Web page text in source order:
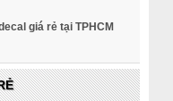
giá rẻ tại TPHCM